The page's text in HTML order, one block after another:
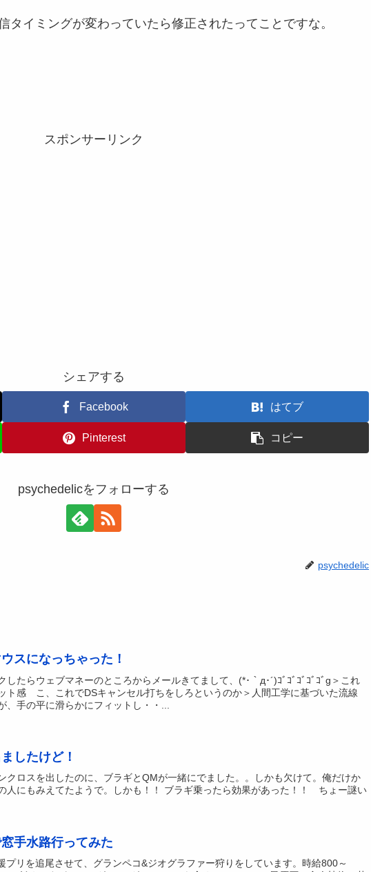
タイミングが変わっていたら修正されたってことですな。
スポンサーリンク
シェアする
Facebook はてブ
Pinterest コピー
psychedelicをフォローする
psychedelic
スになっちゃった！
したらウェブマネーのところからメールきてまして、(*･｀д･´)ｺﾞｺﾞｺﾞｺﾞｺﾞg＞これ
ト感 こ、これでDSキャンセル打ちをしろというのか＞人間工学に基づいた流線
、手の平に滑らかにフィットし・・...
したけど！
クロスを出したのに、ブラギとQMが一緒にでました。。しかも欠けて。俺だけか
人にもみえてたようで。しかも！！ ブラギ乗ったら効果があった！！ ちょー謎い
手水路行ってみた
プリを追尾させて、グランペコ&ジオグラファー狩りをしています。時給800～